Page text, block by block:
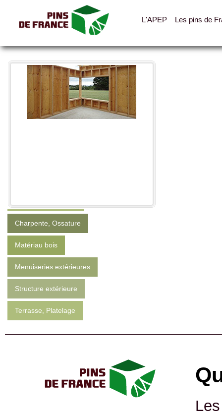
L'APEP Les pins de
Charpente, Ossature
Matériau bois
Menuiseries extérieures
Structure extérieure
Terrasse, Platelage